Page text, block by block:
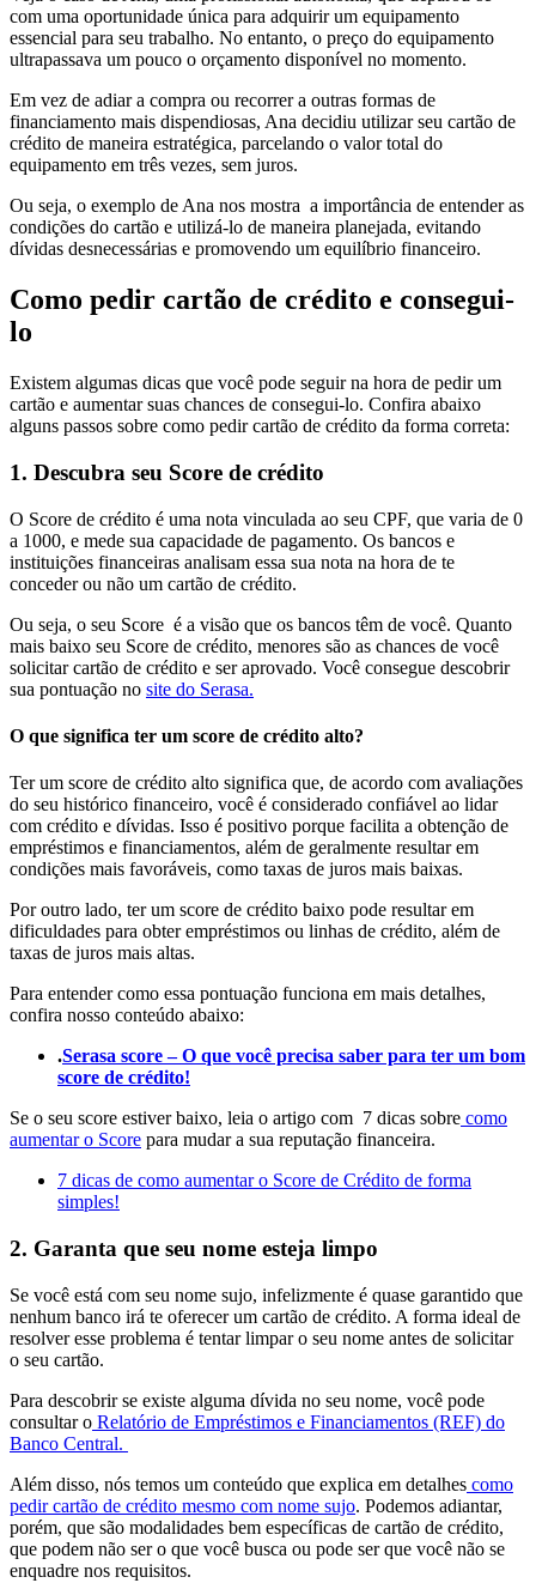
com uma oportunidade única para adquirir um equipamento
essencial para seu trabalho. No entanto, o preço do equipamento
ultrapassava um pouco o orçamento disponível no momento.
Em vez de adiar a compra ou recorrer a outras formas de
financiamento mais dispendiosas, Ana decidiu utilizar seu cartão de
crédito de maneira estratégica, parcelando o valor total do
equipamento em três vezes, sem juros.
Ou seja, o exemplo de Ana nos mostra a importância de entender as
condições do cartão e utilizá-lo de maneira planejada, evitando
dívidas desnecessárias e promovendo um equilíbrio financeiro.
Como pedir cartão de crédito e consegui-
lo
Existem algumas dicas que você pode seguir na hora de pedir um
cartão e aumentar suas chances de consegui-lo. Confira abaixo
alguns passos sobre como pedir cartão de crédito da forma correta:
1. Descubra seu Score de crédito
O Score de crédito é uma nota vinculada ao seu CPF, que varia de 0
a 1000, e mede sua capacidade de pagamento. Os bancos e
instituições financeiras analisam essa sua nota na hora de te
conceder ou não um cartão de crédito.
Ou seja, o seu Score é a visão que os bancos têm de você. Quanto
mais baixo seu Score de crédito, menores são as chances de você
solicitar cartão de crédito e ser aprovado. Você consegue descobrir
sua pontuação no site do Serasa.
O que significa ter um score de crédito alto?
Ter um score de crédito alto significa que, de acordo com avaliações
do seu histórico financeiro, você é considerado confiável ao lidar
com crédito e dívidas. Isso é positivo porque facilita a obtenção de
empréstimos e financiamentos, além de geralmente resultar em
condições mais favoráveis, como taxas de juros mais baixas.
Por outro lado, ter um score de crédito baixo pode resultar em
dificuldades para obter empréstimos ou linhas de crédito, além de
taxas de juros mais altas.
Para entender como essa pontuação funciona em mais detalhes,
confira nosso conteúdo abaixo:
.Serasa score – O que você precisa saber para ter um bom
score de crédito!
Se o seu score estiver baixo, leia o artigo com 7 dicas sobre como
aumentar o Score para mudar a sua reputação financeira.
7 dicas de como aumentar o Score de Crédito de forma
simples!
2. Garanta que seu nome esteja limpo
Se você está com seu nome sujo, infelizmente é quase garantido que
nenhum banco irá te oferecer um cartão de crédito. A forma ideal de
resolver esse problema é tentar limpar o seu nome antes de solicitar
o seu cartão.
Para descobrir se existe alguma dívida no seu nome, você pode
consultar o Relatório de Empréstimos e Financiamentos (REF) do
Banco Central.
Além disso, nós temos um conteúdo que explica em detalhes como
pedir cartão de crédito mesmo com nome sujo. Podemos adiantar,
porém, que são modalidades bem específicas de cartão de crédito,
que podem não ser o que você busca ou pode ser que você não se
enquadre nos requisitos.